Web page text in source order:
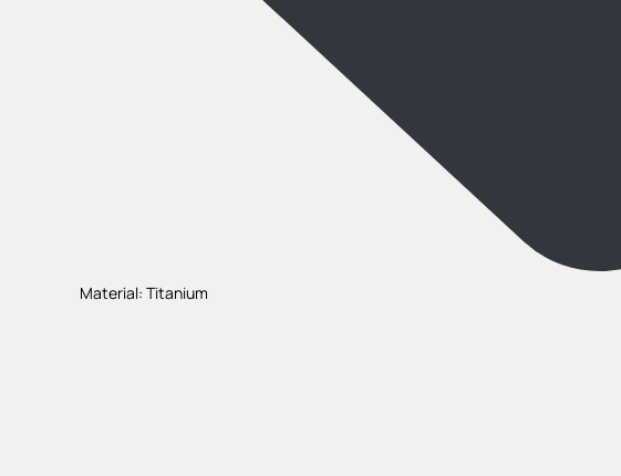
Material: Titanium